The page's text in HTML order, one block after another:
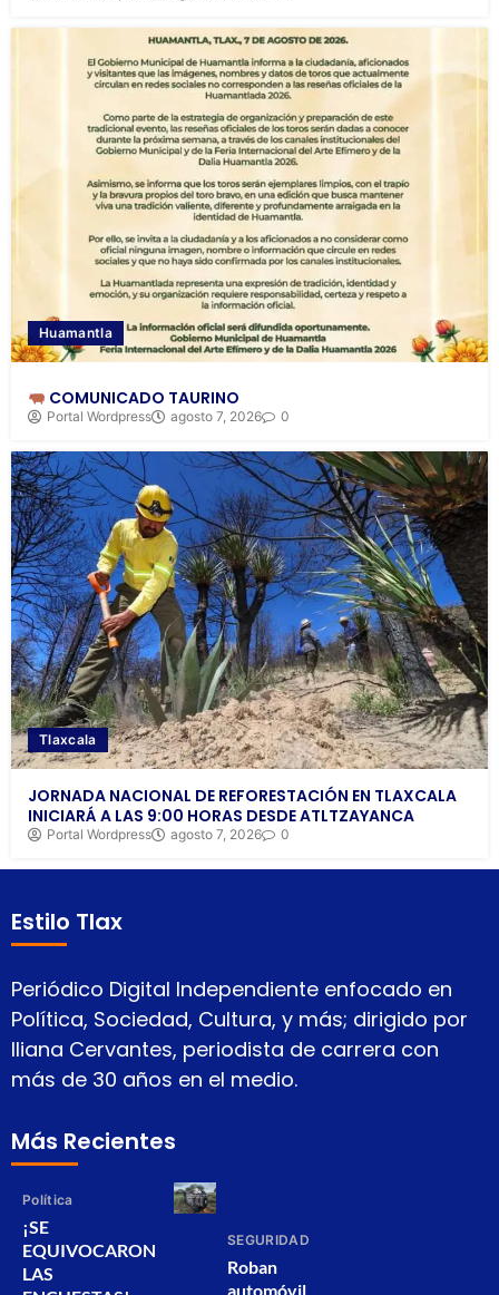
Huamantla
COMUNICADO TAURINO
Portal Wordpress agosto 7, 2026 0
Tlaxcala
JORNADA NACIONAL DE REFORESTACIÓN EN TLAXCALA
INICIARÁ A LAS 9:00 HORAS DESDE ATLTZAYANCA
Portal Wordpress agosto 7, 2026 0
Estilo Tlax
Periódico Digital Independiente enfocado en
Política, Sociedad, Cultura, y más; dirigido por
Iliana Cervantes, periodista de carrera con
más de 30 años en el medio.
Más Recientes
Política
¡SE
EQUIVOCARON
LAS
SEGURIDAD
Roban
automóvil